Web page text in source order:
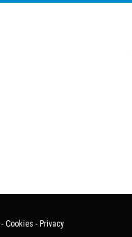
- Cookies - Privacy